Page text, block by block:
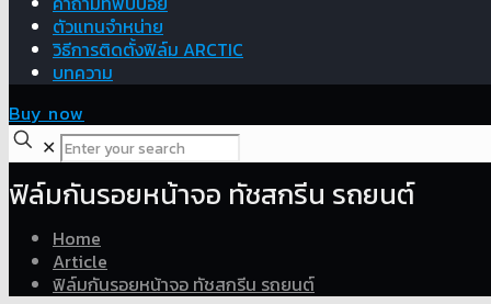
ตัวแทนจำหน่าย
วิธีการติดตั้งฟิล์ม ARCTIC
บทความ
Buy now
✕
ฟิล์มกันรอยหน้าจอ ทัชสกรีน รถยนต์
Home
Article
ฟิล์มกันรอยหน้าจอ ทัชสกรีน รถยนต์